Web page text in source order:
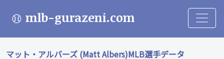
mlb-gurazeni.com
マット・アルバーズ (Matt Albers)MLB選手データ